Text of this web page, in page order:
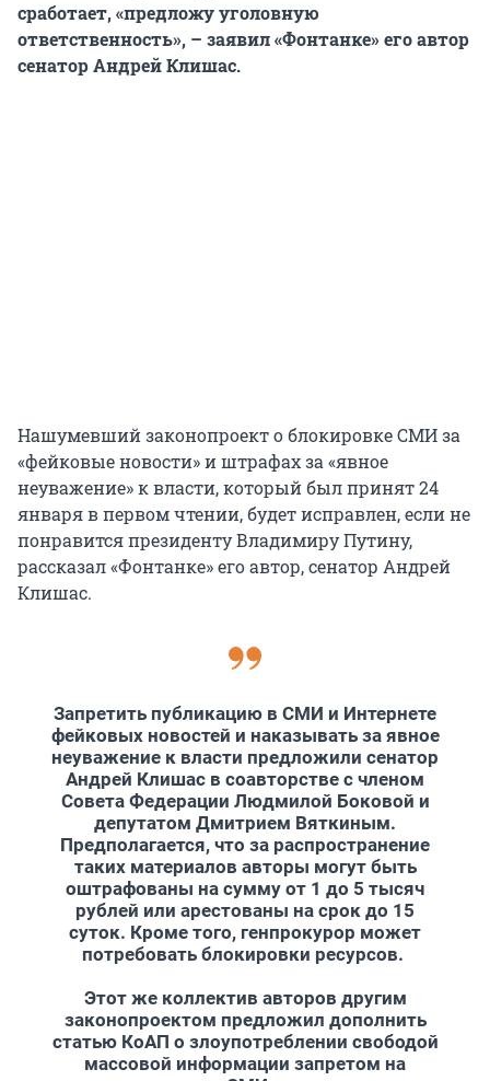
сработает, «предложу уголовную
ответственность», – заявил «Фонтанке» его автор
сенатор Андрей Клишас.
Нашумевший законопроект о блокировке СМИ за
«фейковые новости» и штрафах за «явное
неуважение» к власти, который был принят 24
января в первом чтении, будет исправлен, если не
понравится президенту Владимиру Путину,
рассказал «Фонтанке» его автор, сенатор Андрей
Клишас.
Запретить публикацию в СМИ и Интернете
фейковых новостей и наказывать за явное
неуважение к власти предложили сенатор
Андрей Клишас в соавторстве с членом
Совета Федерации Людмилой Боковой и
депутатом Дмитрием Вяткиным.
Предполагается, что за распространение
таких материалов авторы могут быть
оштрафованы на сумму от 1 до 5 тысяч
рублей или арестованы на срок до 15
суток. Кроме того, генпрокурор может
потребовать блокировки ресурсов.
Этот же коллектив авторов другим
законопроектом предложил дополнить
статью КоАП о злоупотреблении свободой
массовой информации запретом на